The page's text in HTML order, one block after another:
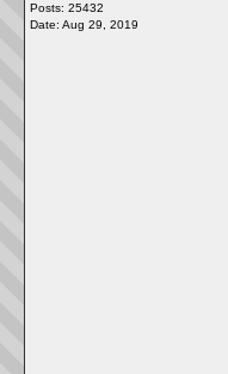
Posts: 25432
Date: Aug 29, 2019